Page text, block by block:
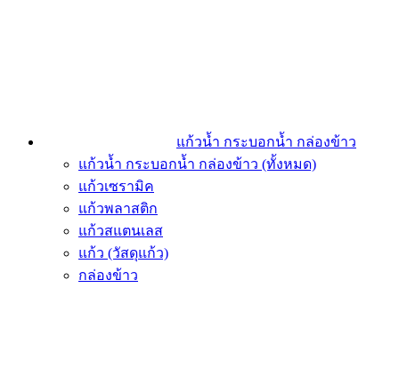
แก้วน้ำ กระบอกน้ำ กล่องข้าว
แก้วน้ำ กระบอกน้ำ กล่องข้าว (ทั้งหมด)
แก้วเซรามิค
แก้วพลาสติก
แก้วสแตนเลส
แก้ว (วัสดุแก้ว)
กล่องข้าว